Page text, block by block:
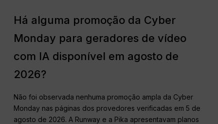
Há alguma promoção da Cyber
Monday para geradores de vídeo
com IA disponível em agosto de
2026?
Não foi observada nenhuma promoção ampla da Cyber
Monday nas páginas dos provedores verificadas em 5 de
agosto de 2026. A Runway e a Pika apresentavam planos